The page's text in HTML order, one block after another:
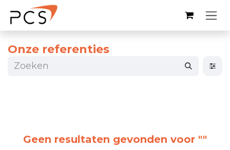
Overslaan naar inhoud
Onze referenties
Geen resultaten gevonden voor ""